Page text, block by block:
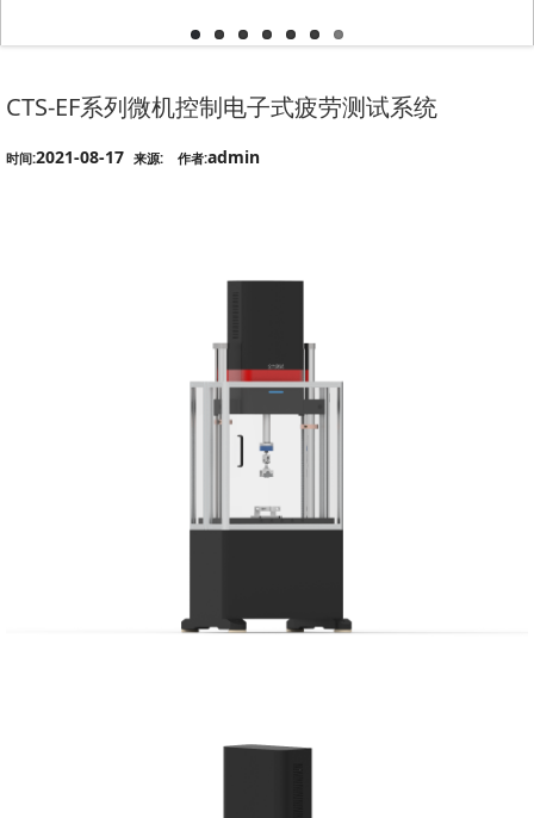
CTS-EF系列微机控制电子式疲劳测试系统
时间:2021-08-17 来源: 作者:admin